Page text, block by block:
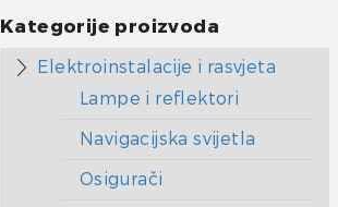
Kategorije proizvoda
Elektroinstalacije i rasvjeta
Lampe i reflektori
Navigacijska svijetla
Osigurači